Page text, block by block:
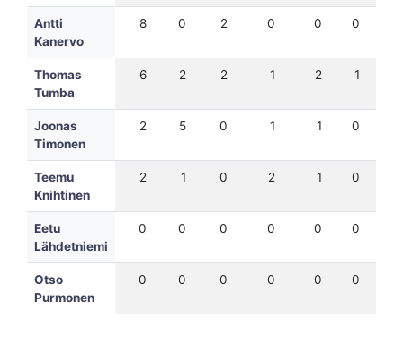
Antti
Kanervo
8 0 2 0 0 0
Thomas
Tumba
6 2 2 1 2 1
Joonas
Timonen
2 5 0 1 1 0
Teemu
Knihtinen
2 1 0 2 1 0
Eetu
Lähdetniemi
0 0 0 0 0 0
Otso
Purmonen
0 0 0 0 0 0